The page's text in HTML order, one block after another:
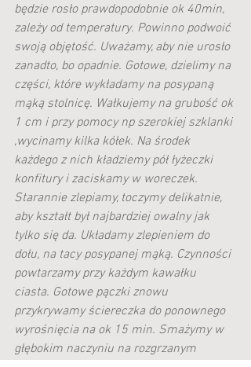
będzie rosło prawdopodobnie ok 40min,
zależy od temperatury. Powinno podwoić
swoją objętość. Uważamy, aby nie urosło
zanadto, bo opadnie. Gotowe, dzielimy na
części, które wykładamy na posypaną
mąką stolnicę. Wałkujemy na grubość ok
1 cm i przy pomocy np szerokiej szklanki
,wycinamy kilka kółek. Na środek
każdego z nich kładziemy pół łyżeczki
konfitury i zaciskamy w woreczek.
Starannie zlepiamy, toczymy delikatnie,
aby kształt był najbardziej owalny jak
tylko się da. Układamy zlepieniem do
dołu, na tacy posypanej mąką. Czynności
powtarzamy przy każdym kawałku
ciasta. Gotowe pączki znowu
przykrywamy ściereczka do ponownego
wyrośnięcia na ok 15 min. Smażymy w
głębokim naczyniu na rozgrzanym